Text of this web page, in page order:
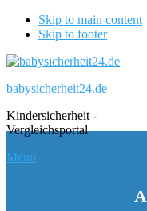
Skip to main content
Skip to footer
babysicherheit24.de
Kindersicherheit -
Vergleichsportal
Menu